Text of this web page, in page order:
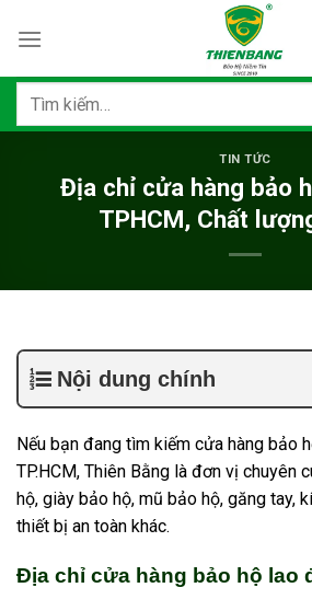
qua
dungTìm
TIN TỨC
Địa chỉ cửa hàng bảo
TPHCM, Chất
Nội dung chính
Nếu bạn đang tìm kiếm cửa hàng bảo
TP.HCM, Thiên Bằng là đơn vị chuyên
hộ, giày bảo hộ, mũ bảo hộ, găng tay,
thiết bị an toàn khác.
Địa chỉ cửa hàng bảo hộ lao